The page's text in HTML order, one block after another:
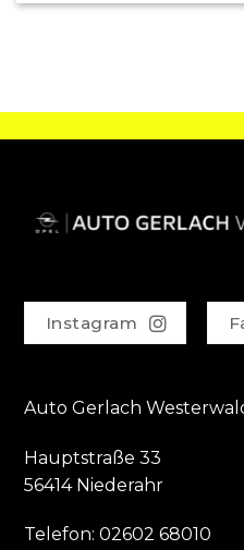
Instagram
Auto Gerlach
Hauptstraße 33
56414 Niederahr
Telefon:02602 68010